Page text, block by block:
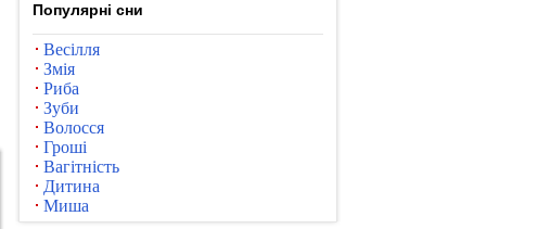
Популярні сни
Весілля
Змія
Риба
Зуби
Волосся
Гроші
Вагітність
Дитина
Миша